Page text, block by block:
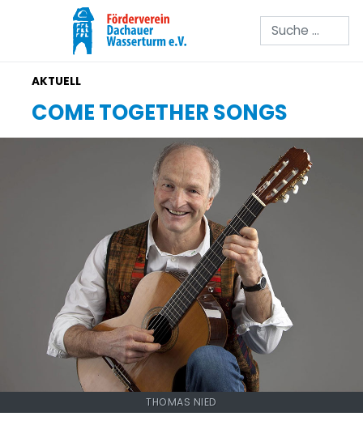
Suchen
COME TOGETHER SONGS
THOMAS NIED